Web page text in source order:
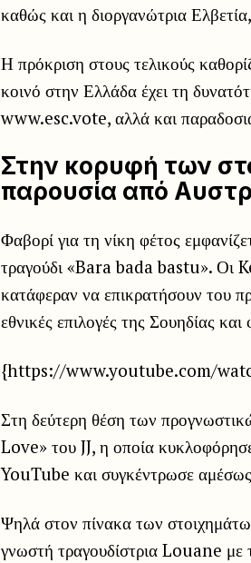
καθώς και η διοργανώτρια
Η πρόκριση στους τελικούς
κοινό στην Ελλάδα έχει τη
www.esc.vote, αλλά και
Στην κορυφή των
παρουσία από
Φαβορί για τη νίκη φέτος
τραγούδι «Bara bada bastu».
κατάφεραν να επικρατήσουν
εθνικές επιλογές της Σουηδίας
{https://www.youtube.com/
Στη δεύτερη θέση των
Love» του JJ, η οποία
YouTube και συγκέντρωσε
Ψηλά στον πίνακα των
γνωστή τραγουδίστρια Louane με